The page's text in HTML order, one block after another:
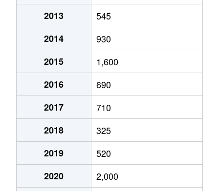
2013
545
2014
930
2015
1,600
2016
690
2017
710
2018
325
2019
520
2020
2,000